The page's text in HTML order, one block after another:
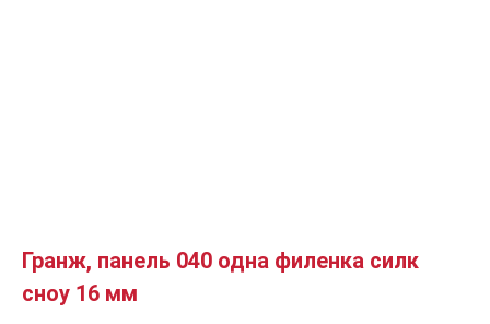
Гранж, панель 040 одна филенка силк
сноу 16 мм